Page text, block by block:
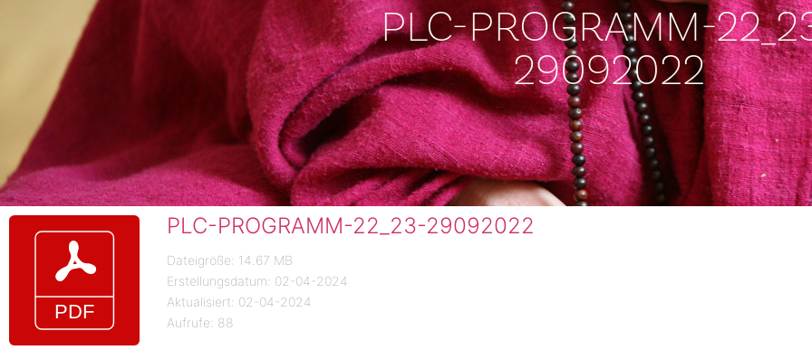
PLC-PROGRAMM-
29092022
PLC-PROGRAMM-22_23-29092022
Dateigröße: 14.67 MB
Erstellungsdatum: 02-04-2024
Aktualisiert: 02-04-2024
Aufrufe: 88